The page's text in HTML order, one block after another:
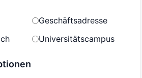
Geschäftsadresse
Universitätscampus